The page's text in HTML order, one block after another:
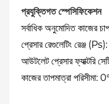
প্রযুক্তিগত স্পেসিফিকেশন
সর্বাধিক অনুমোদিত কাজের
প্রেসার রেগুলেটিং রেঞ্জ
আউটলেট প্রেসার ফ্যাক্টরি
কাজের তাপমাত্রা